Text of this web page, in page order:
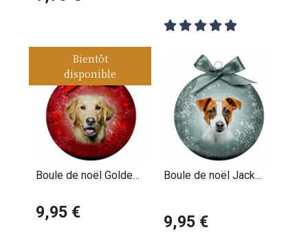
Boule de noël Golden
9,95 €
Bientôt
disponible
Boule de noël Jack
9,95 €